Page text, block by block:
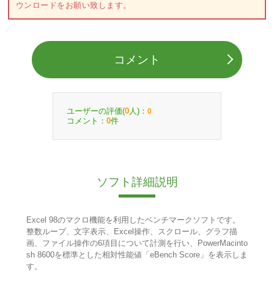
ウンロードをお願い致します。
コメント
ユーザーの評価(0 人)： 0
コメント： 0件
ソフト詳細説明
Excel 98のマクロ機能を利用したベンチマークソフトです。
整数ループ、文字表示、Excel操作、スクロール、グラフ描
画、ファイル操作の6項目について計測を行い、PowerMacinto
sh 8600を標準とした相対性能値「eBench Score」を表示しま
す。